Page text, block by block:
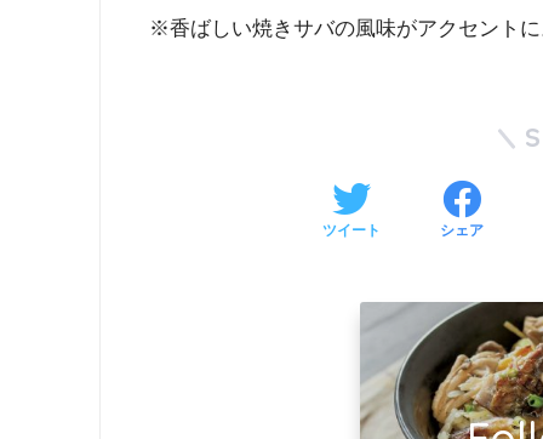
※香ばしい焼きサバの風味がアクセント
ツイート シェア